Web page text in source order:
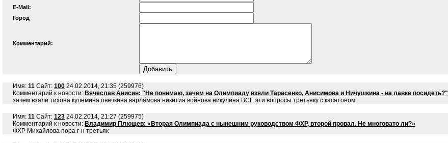
E-Mail:
Город
Комментарий:
Имя: 11 Сайт: 100 24.02.2014, 21:35 (259976)
Комментарий к новости: Вячеслав Анисин: "Не понимаю, зачем на Олимпиаду взяли Тарасенко, Анисимова и Ничушкина - на лавке посидеть?"
зачем взяли тихона кулемина овечкина варламова никитиа войнова никулина ВСЕ эти вопросы третьяку с касатоном
Имя: 11 Сайт: 123 24.02.2014, 21:27 (259975)
Комментарий к новости: Владимир Плющев: «Вторая Олимпиада с нынешним руководством ФХР, второй провал. Не многовато ли?»
ФХР Михайлова пора г-н третьяк